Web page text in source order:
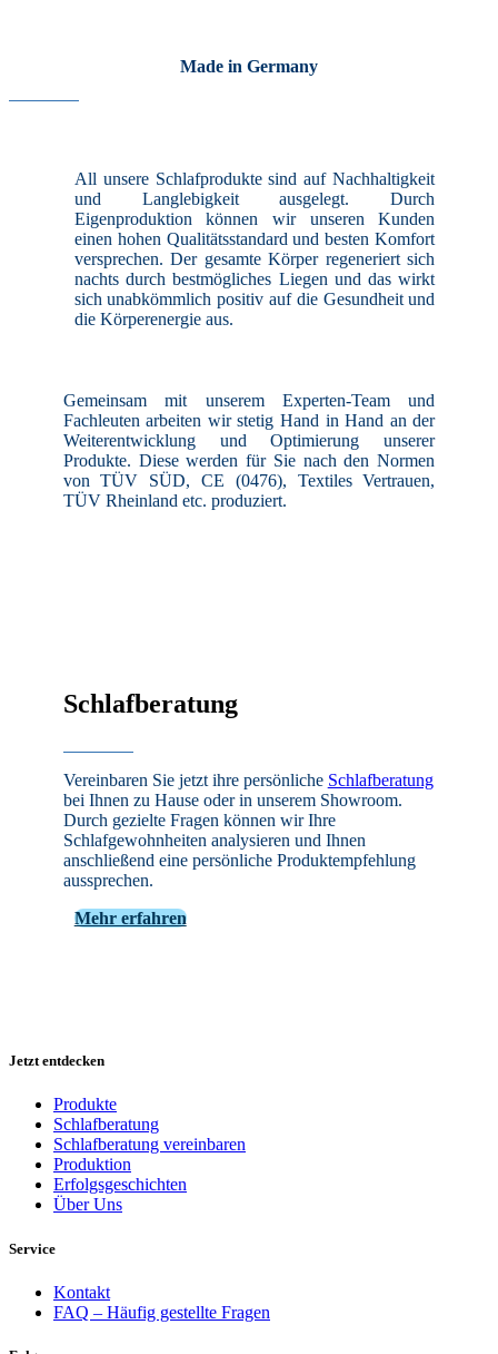
Made in Germany
All unsere Schlafprodukte sind auf Nachhaltigkeit
und Langlebigkeit ausgelegt. Durch
Eigenproduktion können wir unseren Kunden
einen hohen Qualitätsstandard und besten Komfort
versprechen. Der gesamte Körper regeneriert sich
nachts durch bestmögliches Liegen und das wirkt
sich unabkömmlich positiv auf die Gesundheit und
die Körperenergie aus.
Gemeinsam mit unserem Experten-Team und
Fachleuten arbeiten wir stetig Hand in Hand an der
Weiterentwicklung und Optimierung unserer
Produkte. Diese werden für Sie nach den Normen
von TÜV SÜD, CE (0476), Textiles Vertrauen,
TÜV Rheinland etc. produziert.
Schlafberatung
Vereinbaren Sie jetzt ihre persönliche Schlafberatung
bei Ihnen zu Hause oder in unserem Showroom.
Durch gezielte Fragen können wir Ihre
Schlafgewohnheiten analysieren und Ihnen
anschließend eine persönliche Produktempfehlung
aussprechen.
Mehr erfahren
Jetzt entdecken
Produkte
Schlafberatung
Schlafberatung vereinbaren
Produktion
Erfolgsgeschichten
Über Uns
Service
Kontakt
FAQ – Häufig gestellte Fragen